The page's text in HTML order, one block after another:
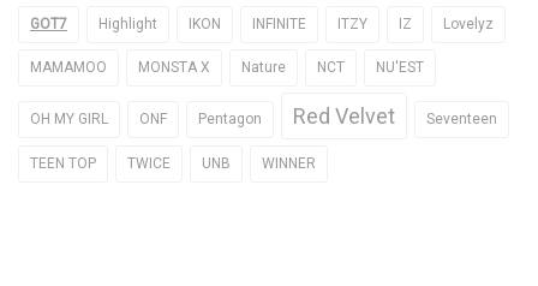
GOT7 Highlight IKON INFINITE ITZY IZ Lovelyz
MAMAMOO MONSTA X Nature NCT NU'EST
OH MY GIRL ONF Pentagon Red Velvet Seventeen
TEEN TOP TWICE UNB WINNER